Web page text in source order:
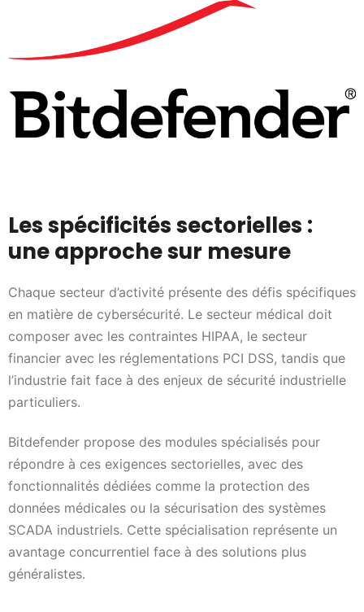
Les spécificités sectorielles :
une approche sur mesure
Chaque secteur d’activité présente des défis spécifiques
en matière de cybersécurité. Le secteur médical doit
composer avec les contraintes HIPAA, le secteur
financier avec les réglementations PCI DSS, tandis que
l’industrie fait face à des enjeux de sécurité industrielle
particuliers.
Bitdefender propose des modules spécialisés pour
répondre à ces exigences sectorielles, avec des
fonctionnalités dédiées comme la protection des
données médicales ou la sécurisation des systèmes
SCADA industriels. Cette spécialisation représente un
avantage concurrentiel face à des solutions plus
généralistes.